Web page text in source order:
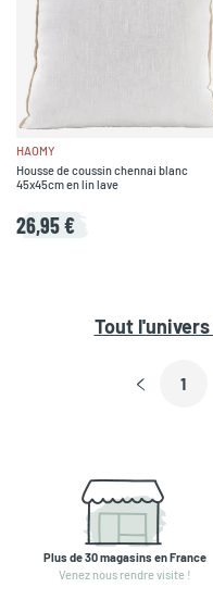
HAOMY
Housse de coussin chennai blanc
45x45cm en lin lave
26,95 €
Tout l'univers
1
Plus de 30 magasins en France
Venez nous rendre visite !